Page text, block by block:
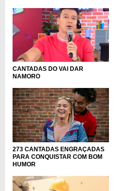
CANTADAS DO VAI DAR
NAMORO
273 CANTADAS ENGRAÇADAS
PARA CONQUISTAR COM BOM
HUMOR